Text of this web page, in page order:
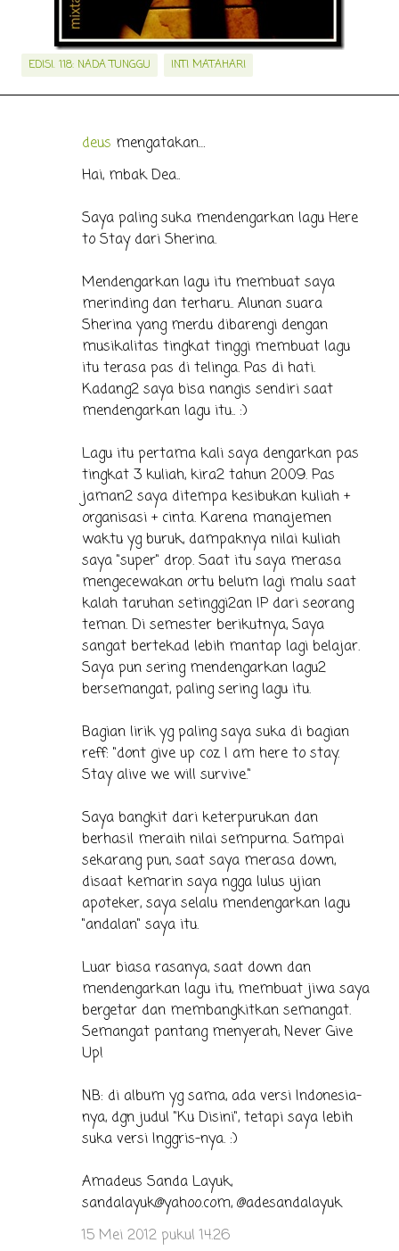
EDISI. 118: NADA TUNGGU INTI MATAHARI
deus mengatakan…
Hai, mbak Dea..
Saya paling suka mendengarkan lagu Here
to Stay dari Sherina.
Mendengarkan lagu itu membuat saya
merinding dan terharu.. Alunan suara
Sherina yang merdu dibarengi dengan
musikalitas tingkat tinggi membuat lagu
itu terasa pas di telinga. Pas di hati.
Kadang2 saya bisa nangis sendiri saat
mendengarkan lagu itu.. :)
Lagu itu pertama kali saya dengarkan pas
tingkat 3 kuliah, kira2 tahun 2009. Pas
jaman2 saya ditempa kesibukan kuliah +
organisasi + cinta. Karena manajemen
waktu yg buruk, dampaknya nilai kuliah
saya "super" drop. Saat itu saya merasa
mengecewakan ortu belum lagi malu saat
kalah taruhan setinggi2an IP dari seorang
teman. Di semester berikutnya, Saya
sangat bertekad lebih mantap lagi belajar.
Saya pun sering mendengarkan lagu2
bersemangat, paling sering lagu itu.
Bagian lirik yg paling saya suka di bagian
reff: "dont give up coz I am here to stay.
Stay alive we will survive."
Saya bangkit dari keterpurukan dan
berhasil meraih nilai sempurna. Sampai
sekarang pun, saat saya merasa down,
disaat kemarin saya ngga lulus ujian
apoteker, saya selalu mendengarkan lagu
"andalan" saya itu.
Luar biasa rasanya, saat down dan
mendengarkan lagu itu, membuat jiwa saya
bergetar dan membangkitkan semangat.
Semangat pantang menyerah, Never Give
Up!
NB: di album yg sama, ada versi Indonesia-
nya, dgn judul "Ku Disini", tetapi saya lebih
suka versi Inggris-nya. :)
Amadeus Sanda Layuk,
sandalayuk@yahoo.com, @adesandalayuk
15 Mei 2012 pukul 14.26